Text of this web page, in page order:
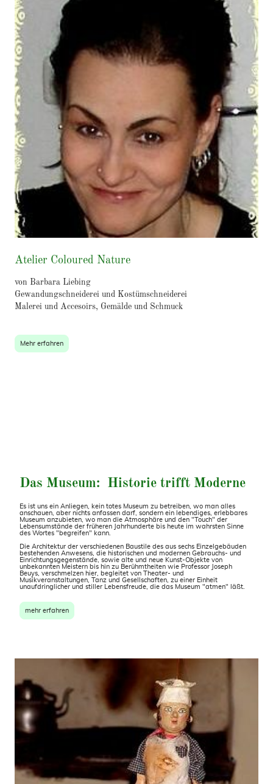
Atelier Coloured Nature
von Barbara Liebing
Gewandungschneiderei und Kostümschneiderei
Malerei und Accesoirs, Gemälde und Schmuck
Mehr erfahren
Das Museum: Historie trifft Moderne
Es ist uns ein Anliegen, kein totes Museum zu betreiben, wo man alles
anschauen, aber nichts anfassen darf, sondern ein lebendiges, erlebbares
Museum anzubieten, wo man die Atmosphäre und den "Touch" der
Lebensumstände der früheren Jahrhunderte bis heute im wahrsten Sinne
des Wortes "begreifen" kann.
Die Architektur der verschiedenen Baustile des aus sechs Einzelgebäuden
bestehenden Anwesens, die historischen und modernen Gebrauchs- und
Einrichtungsgegenstände, sowie alte und neue Kunst-Objekte von
unbekannten Meistern bis hin zu Berühmtheiten wie Professor Joseph
Beuys, verschmelzen hier, begleitet von Theater- und
Musikveranstaltungen, Tanz und Gesellschaften, zu einer Einheit
unaufdringlicher und stiller Lebensfreude, die das Museum "atmen" läßt.
mehr erfahren